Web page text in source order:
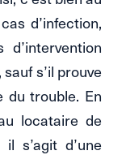
d’infection,
s’il prouve
du trouble. En
locataire de
s’agit d’une